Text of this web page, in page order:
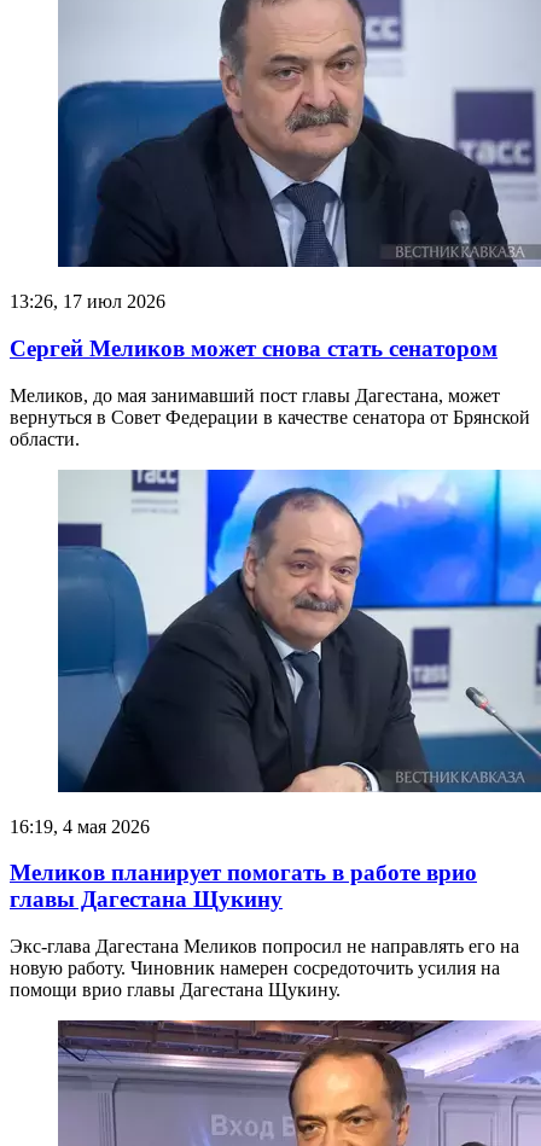
13:26, 17 июл 2026
Сергей Меликов может снова стать сенатором
Меликов, до мая занимавший пост главы Дагестана, может
вернуться в Совет Федерации в качестве сенатора от Брянской
области.
16:19, 4 мая 2026
Меликов планирует помогать в работе врио
главы Дагестана Щукину
Экс-глава Дагестана Меликов попросил не направлять его на
новую работу. Чиновник намерен сосредоточить усилия на
помощи врио главы Дагестана Щукину.